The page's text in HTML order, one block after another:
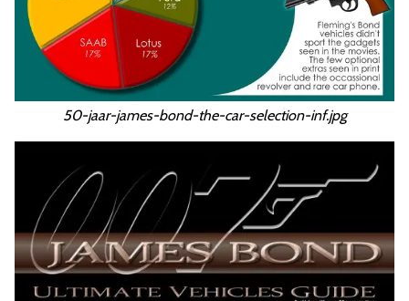
50-jaar-james-bond-the-car-selection-inf.jpg